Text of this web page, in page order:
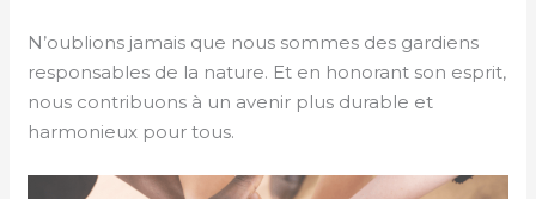
N’oublions jamais que nous sommes des gardiens
responsables de la nature. Et en honorant son esprit,
nous contribuons à un avenir plus durable et
harmonieux pour tous.